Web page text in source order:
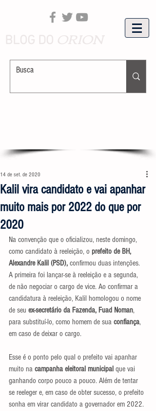
Kalil vira candidato e vai apanhar
muito mais por 2022 do que por
2020
14 de set. de 2020
Na convenção que o oficializou, neste domingo,
como candidato à reeleição, o prefeito de BH,
Alexandre Kalil (PSD), confirmou duas intenções.
A primeira foi lançar-se à reeleição e a segunda,
de não negociar o cargo de vice. Ao confirmar a
candidatura à reeleição, Kalil homologou o nome
de seu ex-secretário da Fazenda, Fuad Noman,
para substituí-lo, como homem de sua confiança,
em caso de deixar o cargo.
Esse é o ponto pelo qual o prefeito vai apanhar
muito na campanha eleitoral municipal que vai
ganhando corpo pouco a pouco. Além de tentar
se reeleger e, em caso de obter sucesso, o prefeito
sonha em virar candidato a governador em 2022.